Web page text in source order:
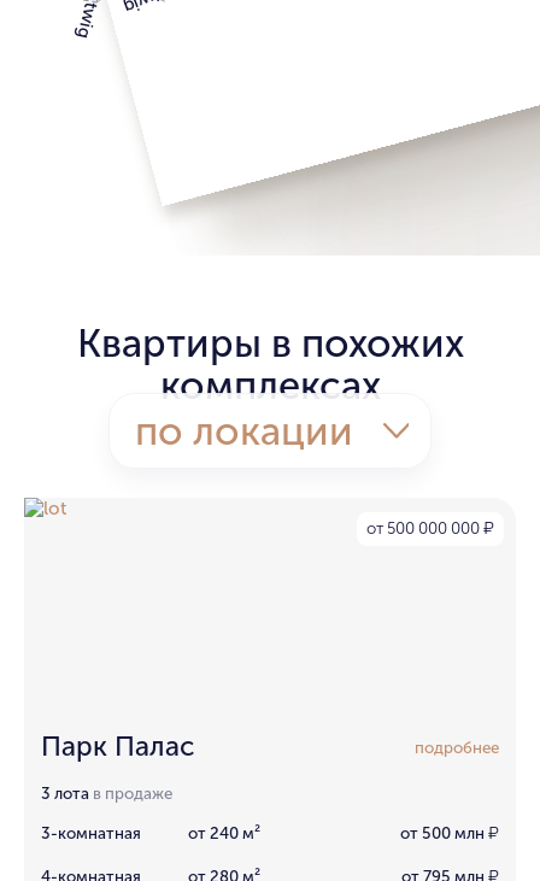
Квартиры в похожих
комплексах
по локации
от 500 000 000 ₽
Парк Палас подробнее
3 лота в продаже
3-комнатная от 240 м² от 500 млн ₽
4-комнатная от 280 м² от 795 млн ₽